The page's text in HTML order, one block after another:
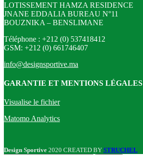
LOTISSEMENT HAMZA RESIDENCE
JNANE EDDALIA BUREAU N°11
BOUZNIKA – BENSLIMANE
Téléphone : +212 (0) 537418412
GSM: +212 (0) 661746407
info@designsportive.ma
GARANTIE ET MENTIONS LÉGALES
Visualise le fichier
Matomo Analytics
Design Sportive 2020 CREATED BY STRUCHEL